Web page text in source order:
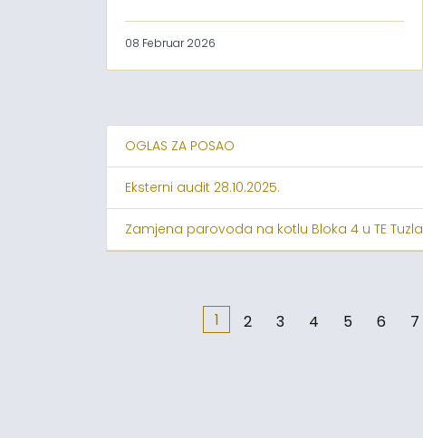
08 Februar 2026
OGLAS ZA POSAO
Eksterni audit 28.10.2025.
Zamjena parovoda na kotlu Bloka 4 u TE Tuzla
1 2 3 4 5 6 7